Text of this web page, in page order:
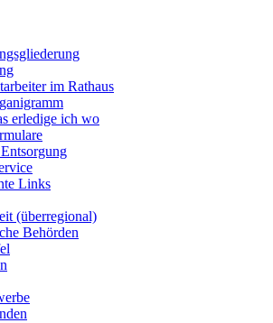
im Rathaus
erledige ich wo
Links
(überregional)
Behörden